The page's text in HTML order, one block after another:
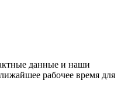
данные и наши
рабочее время для